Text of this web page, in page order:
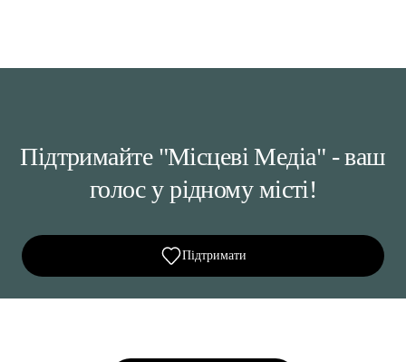
Підтримайте "Місцеві Медіа" - ваш
голос у рідному місті!
Підтримати